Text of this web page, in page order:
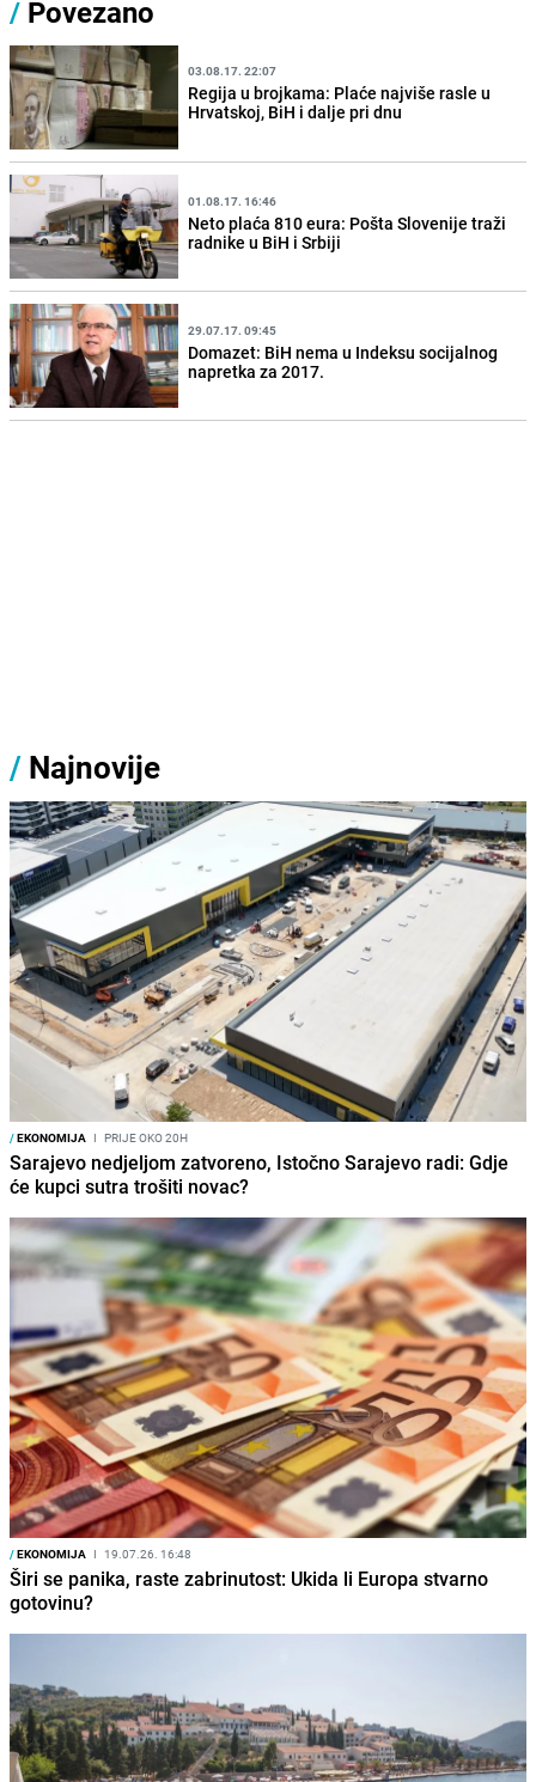
/ Povezano
03.08.17. 22:07
Regija u brojkama: Plaće najviše rasle u
Hrvatskoj, BiH i dalje pri dnu
01.08.17. 16:46
Neto plaća 810 eura: Pošta Slovenije traži
radnike u BiH i Srbiji
29.07.17. 09:45
Domazet: BiH nema u Indeksu socijalnog
napretka za 2017.
/ Najnovije
/EKONOMIJA I PRIJE OKO 20H
Sarajevo nedjeljom zatvoreno, Istočno Sarajevo radi: Gdje
će kupci sutra trošiti novac?
/EKONOMIJA I 19.07.26. 16:48
Širi se panika, raste zabrinutost: Ukida li Europa stvarno
gotovinu?